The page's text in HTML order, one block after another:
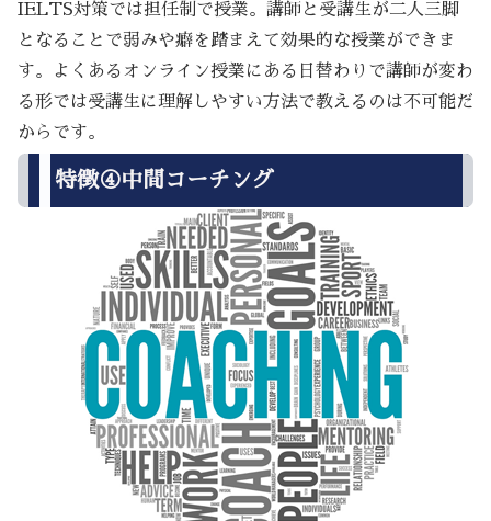
IELTS対策では担任制で授業。講師と受講生が二人三脚
となることで弱みや癖を踏まえて効果的な授業ができま
す。よくあるオンライン授業にある日替わりで講師が変わ
る形では受講生に理解しやすい方法で教えるのは不可能だ
からです。
特徴④中間コーチング